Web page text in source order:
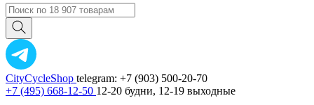
CityCycleShop telegram: +7 (903) 500-20-70
+7 (495) 668-12-50 12-20 будни, 12-19 выходные